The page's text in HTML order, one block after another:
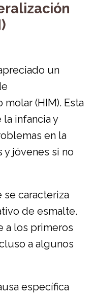
un
(HIM). Esta
infancia y
en la
jóvenes si no
se caracteriza
de esmalte.
a los primeros
a algunos
específica